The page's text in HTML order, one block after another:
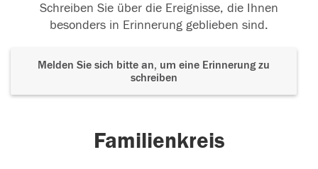
Schreiben Sie über die Ereignisse, die Ihnen
besonders in Erinnerung geblieben sind.
Melden Sie sich bitte an, um eine Erinnerung zu
schreiben
Familienkreis